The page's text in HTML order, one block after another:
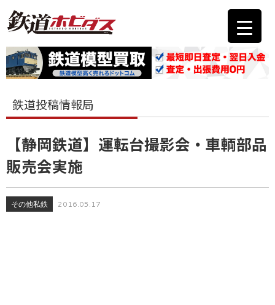
鉄道投稿情報局
【静岡鉄道】運転台撮影会・車輌部品
販売会実施
その他私鉄 2016.05.17